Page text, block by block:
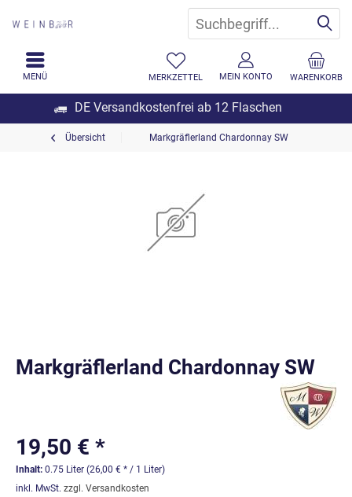
DE Versandkostenfrei ab 12 Flaschen
WARENKORB
MERKZETTEL MEIN KONTO
MENÜ
Übersicht Markgräflerland Chardonnay SW
Markgräflerland Chardonnay SW
19,50 € *
Inhalt: 0.75 Liter (26,00 € * / 1 Liter)
inkl. MwSt. zzgl. Versandkosten